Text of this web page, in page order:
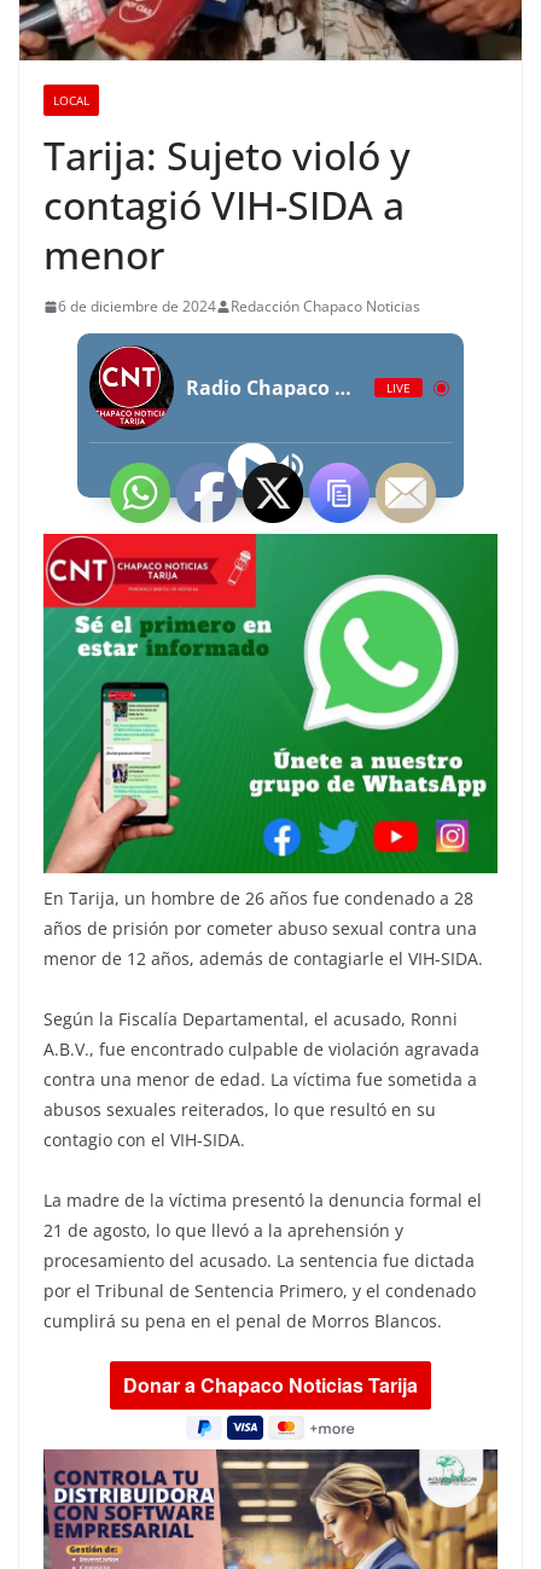
LOCAL
Tarija: Sujeto violó y
contagió VIH-SIDA a
menor
6 de diciembre de 2024 Redacción Chapaco Noticias
Radio Chapaco Noticias Las 24 horas en vivo LIVE
En Tarija, un hombre de 26 años fue condenado a 28
años de prisión por cometer abuso sexual contra una
menor de 12 años, además de contagiarle el VIH-SIDA.
Según la Fiscalía Departamental, el acusado, Ronni
A.B.V., fue encontrado culpable de violación agravada
contra una menor de edad. La víctima fue sometida a
abusos sexuales reiterados, lo que resultó en su
contagio con el VIH-SIDA.
La madre de la víctima presentó la denuncia formal el
21 de agosto, lo que llevó a la aprehensión y
procesamiento del acusado. La sentencia fue dictada
por el Tribunal de Sentencia Primero, y el condenado
cumplirá su pena en el penal de Morros Blancos.